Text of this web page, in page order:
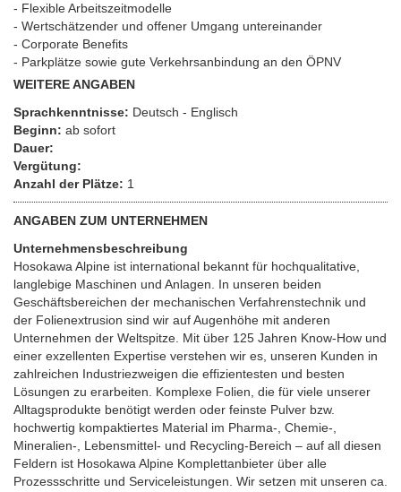
- Flexible Arbeitszeitmodelle
- Wertschätzender und offener Umgang untereinander
- Corporate Benefits
- Parkplätze sowie gute Verkehrsanbindung an den ÖPNV
WEITERE ANGABEN
Sprachkenntnisse: Deutsch - Englisch
Beginn: ab sofort
Dauer:
Vergütung:
Anzahl der Plätze: 1
ANGABEN ZUM UNTERNEHMEN
Unternehmensbeschreibung
Hosokawa Alpine ist international bekannt für hochqualitative,
langlebige Maschinen und Anlagen. In unseren beiden
Geschäftsbereichen der mechanischen Verfahrenstechnik und
der Folienextrusion sind wir auf Augenhöhe mit anderen
Unternehmen der Weltspitze. Mit über 125 Jahren Know-How und
einer exzellenten Expertise verstehen wir es, unseren Kunden in
zahlreichen Industriezweigen die effizientesten und besten
Lösungen zu erarbeiten. Komplexe Folien, die für viele unserer
Alltagsprodukte benötigt werden oder feinste Pulver bzw.
hochwertig kompaktiertes Material im Pharma-, Chemie-,
Mineralien-, Lebensmittel- und Recycling-Bereich – auf all diesen
Feldern ist Hosokawa Alpine Komplettanbieter über alle
Prozessschritte und Serviceleistungen. Wir setzen mit unseren ca.